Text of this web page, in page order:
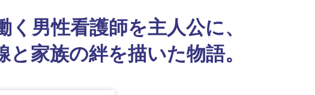
男性看護師を主人公に、
家族の絆を描いた物語。